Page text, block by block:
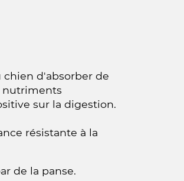
chien d'absorber de
nutriments
sur la digestion.
résistante à la
de la panse.